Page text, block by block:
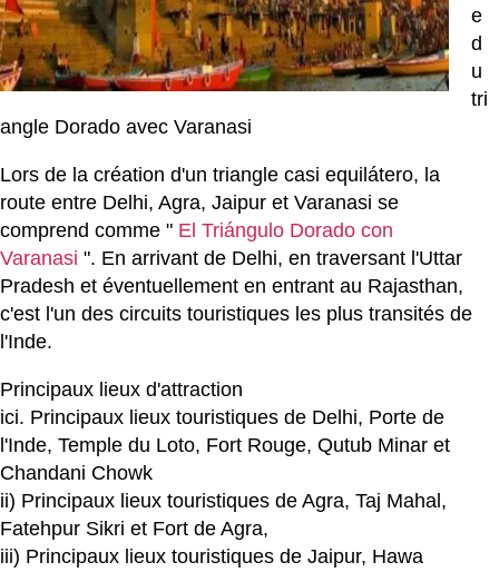
e
d
u
tri
angle Dorado avec Varanasi
Lors de la création d'un triangle casi equilátero, la
route entre Delhi, Agra, Jaipur et Varanasi se
comprend comme " El Triángulo Dorado con
Varanasi ". En arrivant de Delhi, en traversant l'Uttar
Pradesh et éventuellement en entrant au Rajasthan,
c'est l'un des circuits touristiques les plus transités de
l'Inde.
Principaux lieux d'attraction
ici. Principaux lieux touristiques de Delhi, Porte de
l'Inde, Temple du Loto, Fort Rouge, Qutub Minar et
Chandani Chowk
ii) Principaux lieux touristiques de Agra, Taj Mahal,
Fatehpur Sikri et Fort de Agra,
iii) Principaux lieux touristiques de Jaipur, Hawa